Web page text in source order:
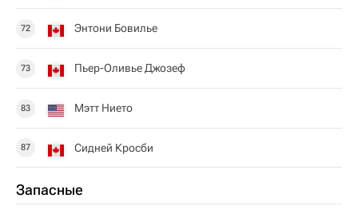
72 Энтони Бовилье
73 Пьер-Оливье Джозеф
83 Мэтт Нието
87 Сидней Кросби
Запасные